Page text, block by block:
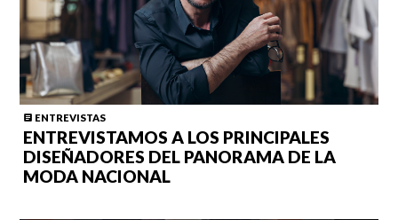
ENTREVISTAS
ENTREVISTAMOS A LOS PRINCIPALES
DISEÑADORES DEL PANORAMA DE LA
MODA NACIONAL